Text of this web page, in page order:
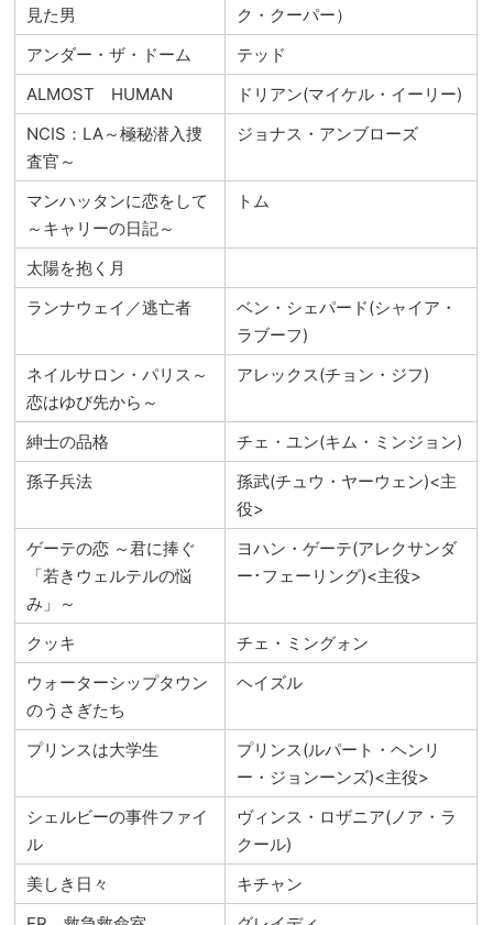
見た男
ク・クーパー）
アンダー・ザ・ドーム
テッド
ALMOST HUMAN
ドリアン(マイケル・イーリー)
NCIS：LA～極秘潜入捜
査官～
ジョナス・アンブローズ
マンハッタンに恋をして
～キャリーの日記～
トム
太陽を抱く月
ランナウェイ／逃亡者
ベン・シェパード(シャイア・
ラブーフ)
ネイルサロン・パリス～
恋はゆび先から～
アレックス(チョン・ジフ)
紳士の品格
チェ・ユン(キム・ミンジョン)
孫子兵法
孫武(チュウ・ヤーウェン)<主
役>
ゲーテの恋 ～君に捧ぐ
「若きウェルテルの悩
み」～
ヨハン・ゲーテ(アレクサンダ
ー･フェーリング)<主役>
クッキ
チェ・ミングォン
ウォーターシップタウン
のうさぎたち
ヘイズル
プリンスは大学生
プリンス(ルパート・ヘンリ
ー・ジョンーンズ)<主役>
シェルビーの事件ファイ
ル
ヴィンス・ロザニア(ノア・ラ
クール)
美しき日々
キチャン